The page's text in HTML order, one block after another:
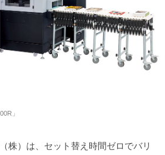
」
株）は、セット替え時間ゼロでバリ